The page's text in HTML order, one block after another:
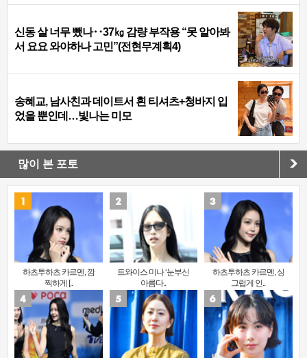
신동 살 너무 뺐나‥37㎏ 감량 부작용 “못 알아봐
서 요요 와야하나 고민”(전현무계획4)
송혜교, 남사친과 데이트서 흰 티셔츠+청바지 입
었을 뿐인데…빛나는 미모
많이 본 포토
하츠투하츠 카르멘, 깜
찍하게 [..
트와이스 미나 ‘눈부신
아름다..
하츠투하츠 카르멘, 싱
그럽게 인..